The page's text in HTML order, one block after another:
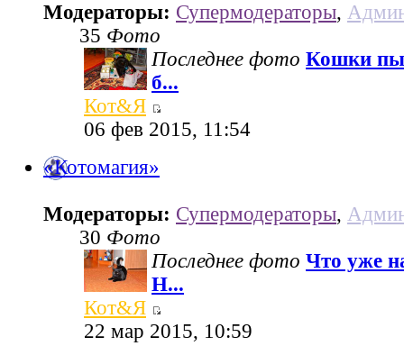
Модераторы: Супермодераторы,
35 Фото
Последнее фото Кошки
б...
Кот&Я
06 фев 2015, 11:54
«Котомагия»
Модераторы: Супермодераторы,
30 Фото
Последнее фото Что уже
Н...
Кот&Я
22 мар 2015, 10:59